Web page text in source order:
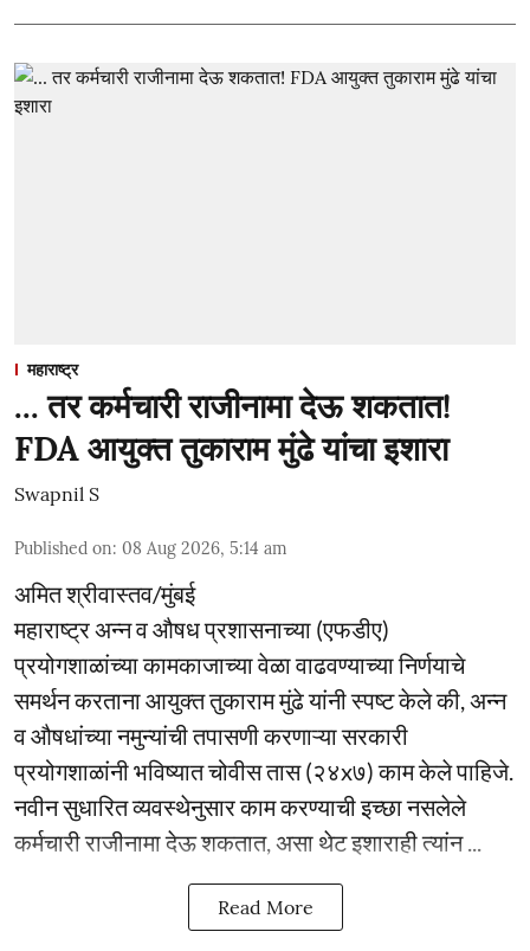
महाराष्ट्र
... तर कर्मचारी राजीनामा देऊ शकतात!
FDA आयुक्त तुकाराम मुंढे यांचा इशारा
Swapnil S
Published on: 08 Aug 2026, 5:14 am
अमित श्रीवास्तव/मुंबई
महाराष्ट्र अन्न व औषध प्रशासनाच्या (एफडीए)
प्रयोगशाळांच्या कामकाजाच्या वेळा वाढवण्याच्या निर्णयाचे
समर्थन करताना आयुक्त तुकाराम मुंढे यांनी स्पष्ट केले की, अन्न
व औषधांच्या नमुन्यांची तपासणी करणाऱ्या सरकारी
प्रयोगशाळांनी भविष्यात चोवीस तास (२४x७) काम केले पाहिजे.
नवीन सुधारित व्यवस्थेनुसार काम करण्याची इच्छा नसलेले
कर्मचारी राजीनामा देऊ शकतात, असा थेट इशाराही त्यांन ...
Read More